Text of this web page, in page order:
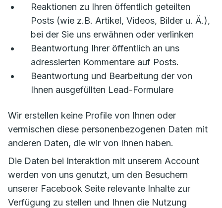
Reaktionen zu Ihren öffentlich geteilten
Posts (wie z.B. Artikel, Videos, Bilder u. Ä.),
bei der Sie uns erwähnen oder verlinken
Beantwortung Ihrer öffentlich an uns
adressierten Kommentare auf Posts.
Beantwortung und Bearbeitung der von
Ihnen ausgefüllten Lead-Formulare
Wir erstellen keine Profile von Ihnen oder
vermischen diese personenbezogenen Daten mit
anderen Daten, die wir von Ihnen haben.
Die Daten bei Interaktion mit unserem Account
werden von uns genutzt, um den Besuchern
unserer Facebook Seite relevante Inhalte zur
Verfügung zu stellen und Ihnen die Nutzung